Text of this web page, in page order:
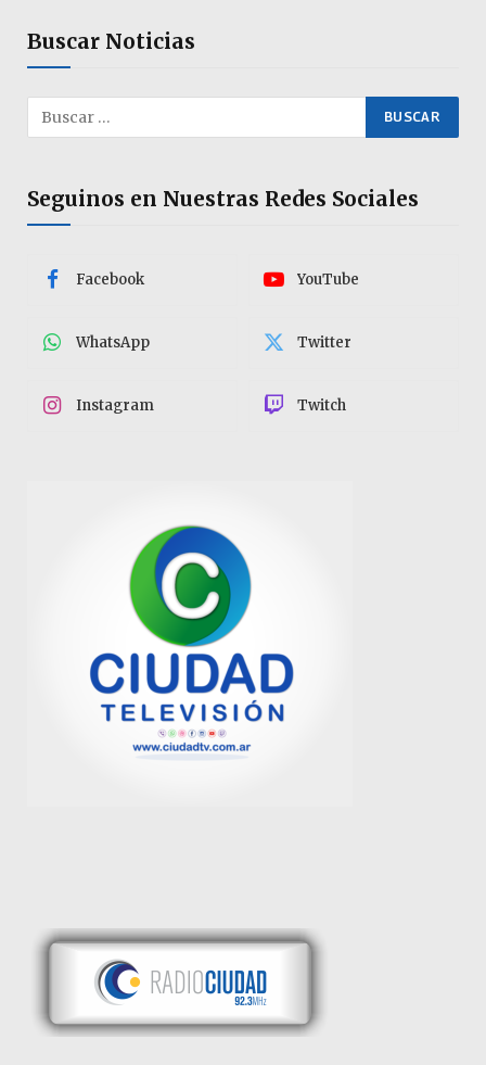
Buscar Noticias
Seguinos en Nuestras Redes Sociales
Facebook YouTube
WhatsApp Twitter
Instagram Twitch